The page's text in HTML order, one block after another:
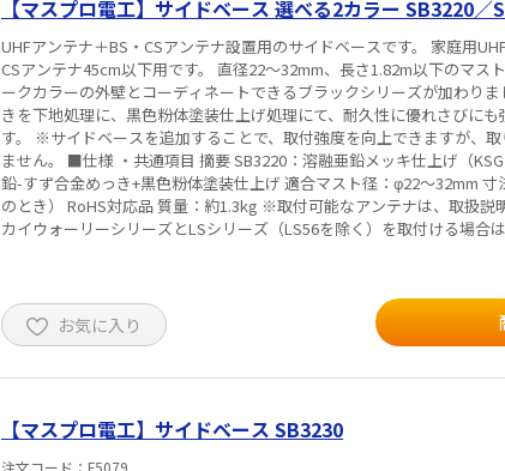
【マスプロ電工】サイドベース 選べる2カラー SB3220／
UHFアンテナ＋BS・CSアンテナ設置用のサイドベースです。 家庭用
CSアンテナ45cm以下用です。 直径22～32mm、長さ1.82m以下のマス
ークカラーの外壁とコーディネートできるブラックシリーズが加わり
きを下地処理に、黒色粉体塗装仕上げ処理にて、耐久性に優れさびに
す。 ※サイドベースを追加することで、取付強度を向上できますが、
ません。 ■仕様 ・共通項目 摘要 SB3220：溶融亜鉛メッキ仕上げ（KSGメッキ） SB3220(BK)：溶融亜
鉛-すず合金めっき+黒色粉体塗装仕上げ 適合マスト径：φ22～32mm 寸
のとき） RoHS対応品 質量：約1.3kg ※取付可能なアンテナは、取扱説明書にてご確認ください。 ※ス
カイウォーリーシリーズとLSシリーズ（LS56を除く）を取付ける場合
り付ける場合は、マスト取付部の上端から60cm以内のマスト（位置
アンテナはUHFアンテナと組合せて使用する場合、マストの根元に取
お気に入り
【マスプロ電工】サイドベース SB3230
注文コード F5079